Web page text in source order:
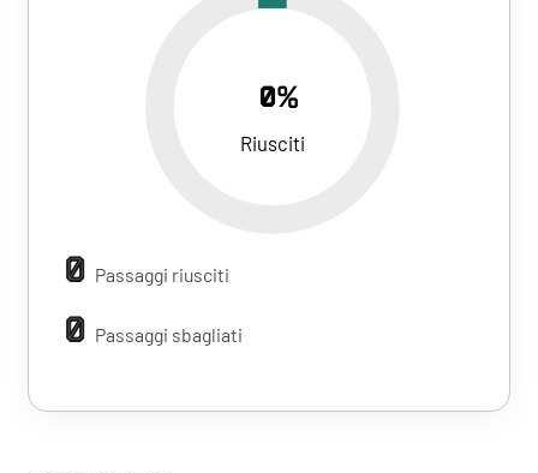
0%
Riusciti
0 Passaggi riusciti
0 Passaggi sbagliati